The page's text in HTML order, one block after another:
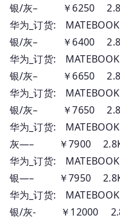
银/灰– ￥6250
华为_订货:
银/灰– ￥6400 2.8K
华为_订货:
银/灰– ￥6650
华为_订货:
银/灰– ￥7650 2.8K
华为_订货:
灰—– ￥7900 2.8K
华为_订货:
银—– ￥7950 2.8K
华为_订货:
银/灰- ￥12000